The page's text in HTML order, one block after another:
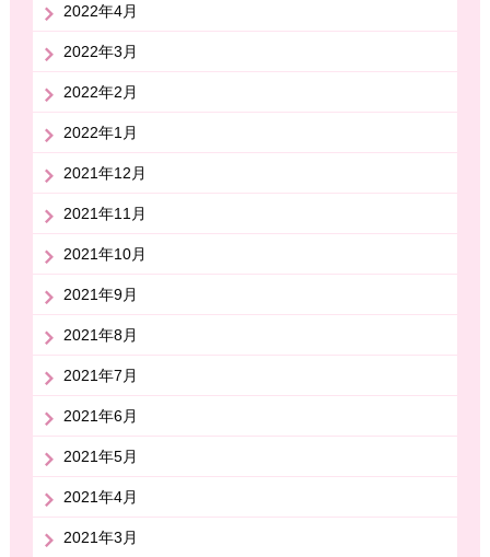
2022年4月
2022年3月
2022年2月
2022年1月
2021年12月
2021年11月
2021年10月
2021年9月
2021年8月
2021年7月
2021年6月
2021年5月
2021年4月
2021年3月